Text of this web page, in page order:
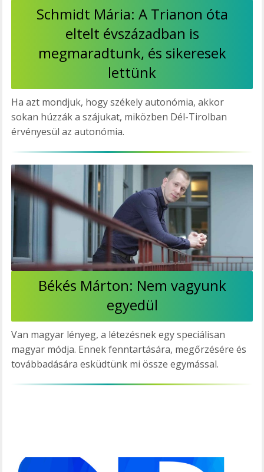
Schmidt Mária: A Trianon óta
eltelt évszázadban is
megmaradtunk, és sikeresek
lettünk
Ha azt mondjuk, hogy székely autonómia, akkor
sokan húzzák a szájukat, miközben Dél-Tirolban
érvényesül az autonómia.
Békés Márton: Nem vagyunk
egyedül
Van magyar lényeg, a létezésnek egy speciálisan
magyar módja. Ennek fenntartására, megőrzésére és
továbbadására esküdtünk mi össze egymással.